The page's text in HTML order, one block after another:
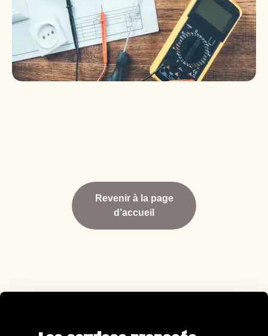
Revenir à la page
d’accueil